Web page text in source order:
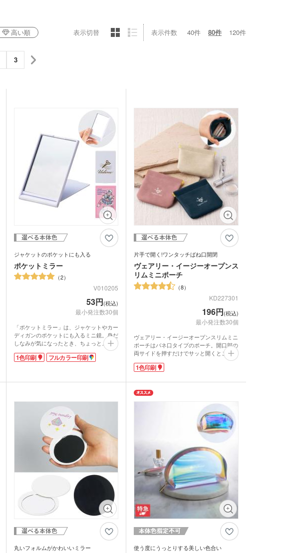
高い順 表示切替 表示件数 40件 80件 120件
3
ジャケットのポケットにも入る
ポケットミラー
2
V010205
53円(税込)
最小発注数30個
「ポケットミラー」は、ジャケットやカー
ディガンのポケットにも入るミニ鏡。身だ
しなみが気になったとき、ちょっとメイク
直しをしたいとき、サッと取り出して使え
ます。女子のマストアイテムを超プチプラ
1色印刷 フルカラー印刷
片手で開く!ワンタッチばね口開閉
ヴェアリー・イージーオープンス
リムミニポーチ
8
KD227301
196円(税込)
最小発注数30個
ヴェアリー・イージーオープンスリムミニ
ポーチはバネ口タイプのポーチ。開口部の
両サイドを押すだけでサッと開くとこがで
きます。口紅・ハンドクリームのコスメの
他、スマホケーブルやイヤホン等のガジェ
い小物入れにもぴったりです。柔らかい
PVC生地のお洒落な見た目で、アパレル関
係のオリジナルノベルティにおすすめで
1色印刷が可能なので、ショップの購入・
入会特典などのグッズ製作にいかがでしょ
1色印刷
丸いフォルムがかわいいミラー 使う度にうっとりする美しい色合い
電卓・レターカッター・ホ
ッチキス他
万年カレンダー
記念品 タオル
記念品 USBグッズ
記念品 防災グッズ
オリジナルスポーツタオル
ノベルティタオル
タブレットケース
スマホクリーナー・マイク
ロファイバークロス
スマホ関連アクセサリー
PCクリーナー
ラジオ
アルミブランケット他
ランチボックス・お弁当
箱・フードポット
ウェットティッシュ
消臭・芳香剤・アロマ
名入れマスク(オリジナル印
刷)
マスクケース
ランタン
スポーツ
クールタオル
カイロ・湯たんぽ